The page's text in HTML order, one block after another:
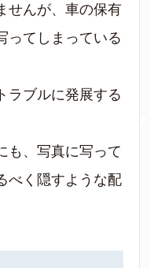
せんが、車の保有
ってしまっている
ラブルに発展する
も、写真に写って
べく隠すような配